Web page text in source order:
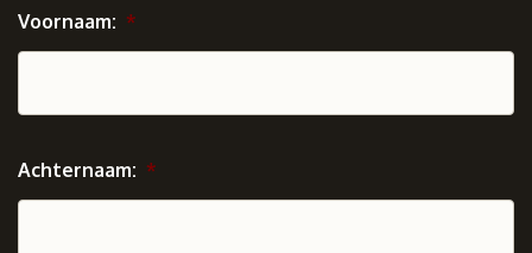
Voornaam: *
Achternaam: *